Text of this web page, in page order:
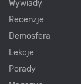
Wywiady
Recenzje
Demosfera
Lekcje
Porady